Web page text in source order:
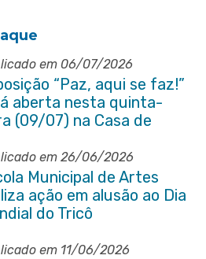
em 06/07/2026
“Paz, aqui se faz!”
aberta nesta quinta-
(09/07) na Casa de
Heloísa Alberto
em 26/06/2026
Municipal de Artes
ação em alusão ao Dia
do Tricô
em 11/06/2026